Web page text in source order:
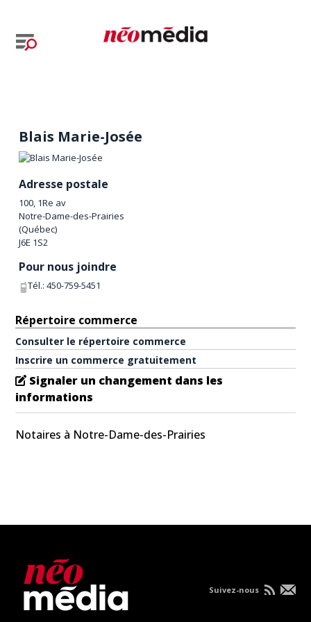
Blais Marie-Josée
Adresse postale
100, 1Re av
Notre-Dame-des-Prairies
(Québec)
J6E 1S2
Pour nous joindre
Tél.:450-759-5451
Répertoire commerce
Consulter le répertoire commerce
Inscrire un commerce gratuitement
Signaler un changement dans les
informations
Notaires à Notre-Dame-des-Prairies
Suivez-nous